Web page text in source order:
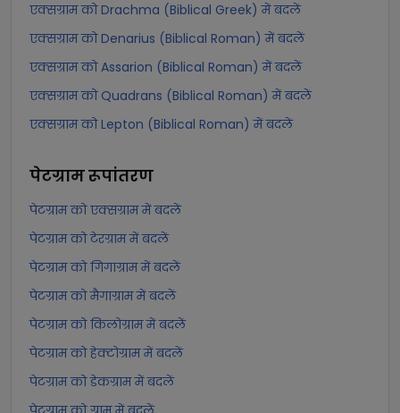
एक्सग्राम को Drachma (Biblical Greek) में बदलें
एक्सग्राम को Denarius (Biblical Roman) में बदलें
एक्सग्राम को Assarion (Biblical Roman) में बदलें
एक्सग्राम को Quadrans (Biblical Roman) में बदलें
एक्सग्राम को Lepton (Biblical Roman) में बदलें
पेटग्रामरूपांतरण
पेटग्राम को एक्सग्राम में बदलें
पेटग्राम को टेरग्राम में बदलें
पेटग्राम को गिगाग्राम में बदलें
पेटग्राम को मैगाग्राम में बदलें
पेटग्राम को किलोग्राम में बदलें
पेटग्राम को हेक्टोग्राम में बदलें
पेटग्राम को डेकग्राम में बदलें